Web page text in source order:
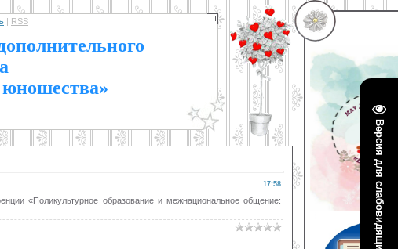
Версия для слабовидящих
| RSS
юношества»
17:58
«Поликультурное образование и межнациональное общение: